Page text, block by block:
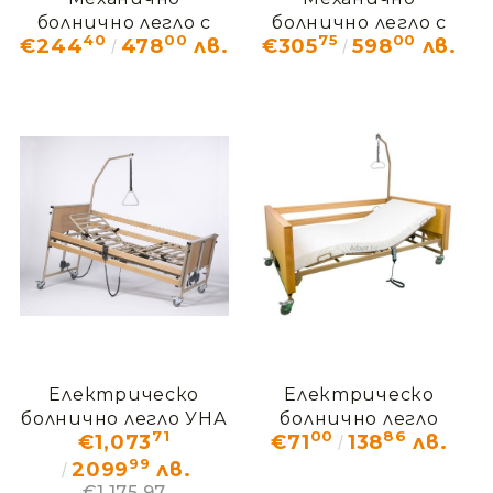
болнично легло с
две секции
€24440 47800 лв.
болнично легло с
четири секции
€30575 59800 лв.
Електрическо
болнично легло УНА
€1,07371
209999 лв.
Електрическо
болнично легло
Thuasne ПОД НАЕМ
€7100 13886 лв.